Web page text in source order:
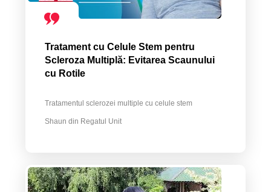
Tratament cu Celule Stem pentru
Scleroza Multiplă: Evitarea Scaunului
cu Rotile
Tratamentul sclerozei multiple cu celule stem
Shaun din Regatul Unit